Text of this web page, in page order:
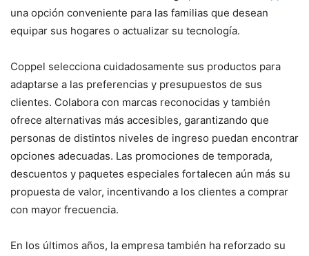
una opción conveniente para las familias que desean
equipar sus hogares o actualizar su tecnología.
Coppel selecciona cuidadosamente sus productos para
adaptarse a las preferencias y presupuestos de sus
clientes. Colabora con marcas reconocidas y también
ofrece alternativas más accesibles, garantizando que
personas de distintos niveles de ingreso puedan encontrar
opciones adecuadas. Las promociones de temporada,
descuentos y paquetes especiales fortalecen aún más su
propuesta de valor, incentivando a los clientes a comprar
con mayor frecuencia.
En los últimos años, la empresa también ha reforzado su